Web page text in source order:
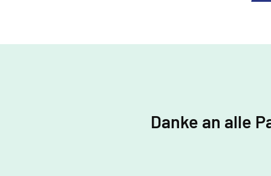
Danke an alle